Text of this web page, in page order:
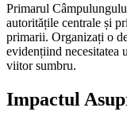
Primarul
autoritățile centrale și
primarii. Organizați o
evidențiind necesitatea
viitor sumbru.
Impactul